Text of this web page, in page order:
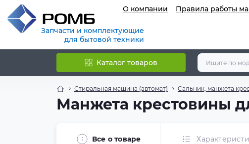
Запчасти и комплектующие
для бытовой техники
О компании Правила работы
Каталог товаров
Стиральная машина (автомат) Сальник, манжета
Манжета крестовины
Все о товаре